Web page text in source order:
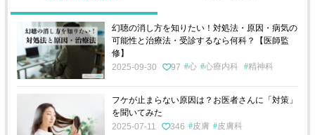
幻聴の消し方を知りたい！対処法・原因・病気の
可能性と治療法・受診するなら何科？【医師監
修】
2025-09-30
97 心 心療内科 精神科
フケが止まらない原因は？お医者さんに「対策」
を聞いてみた
2025-07-11
346 皮膚 皮膚科